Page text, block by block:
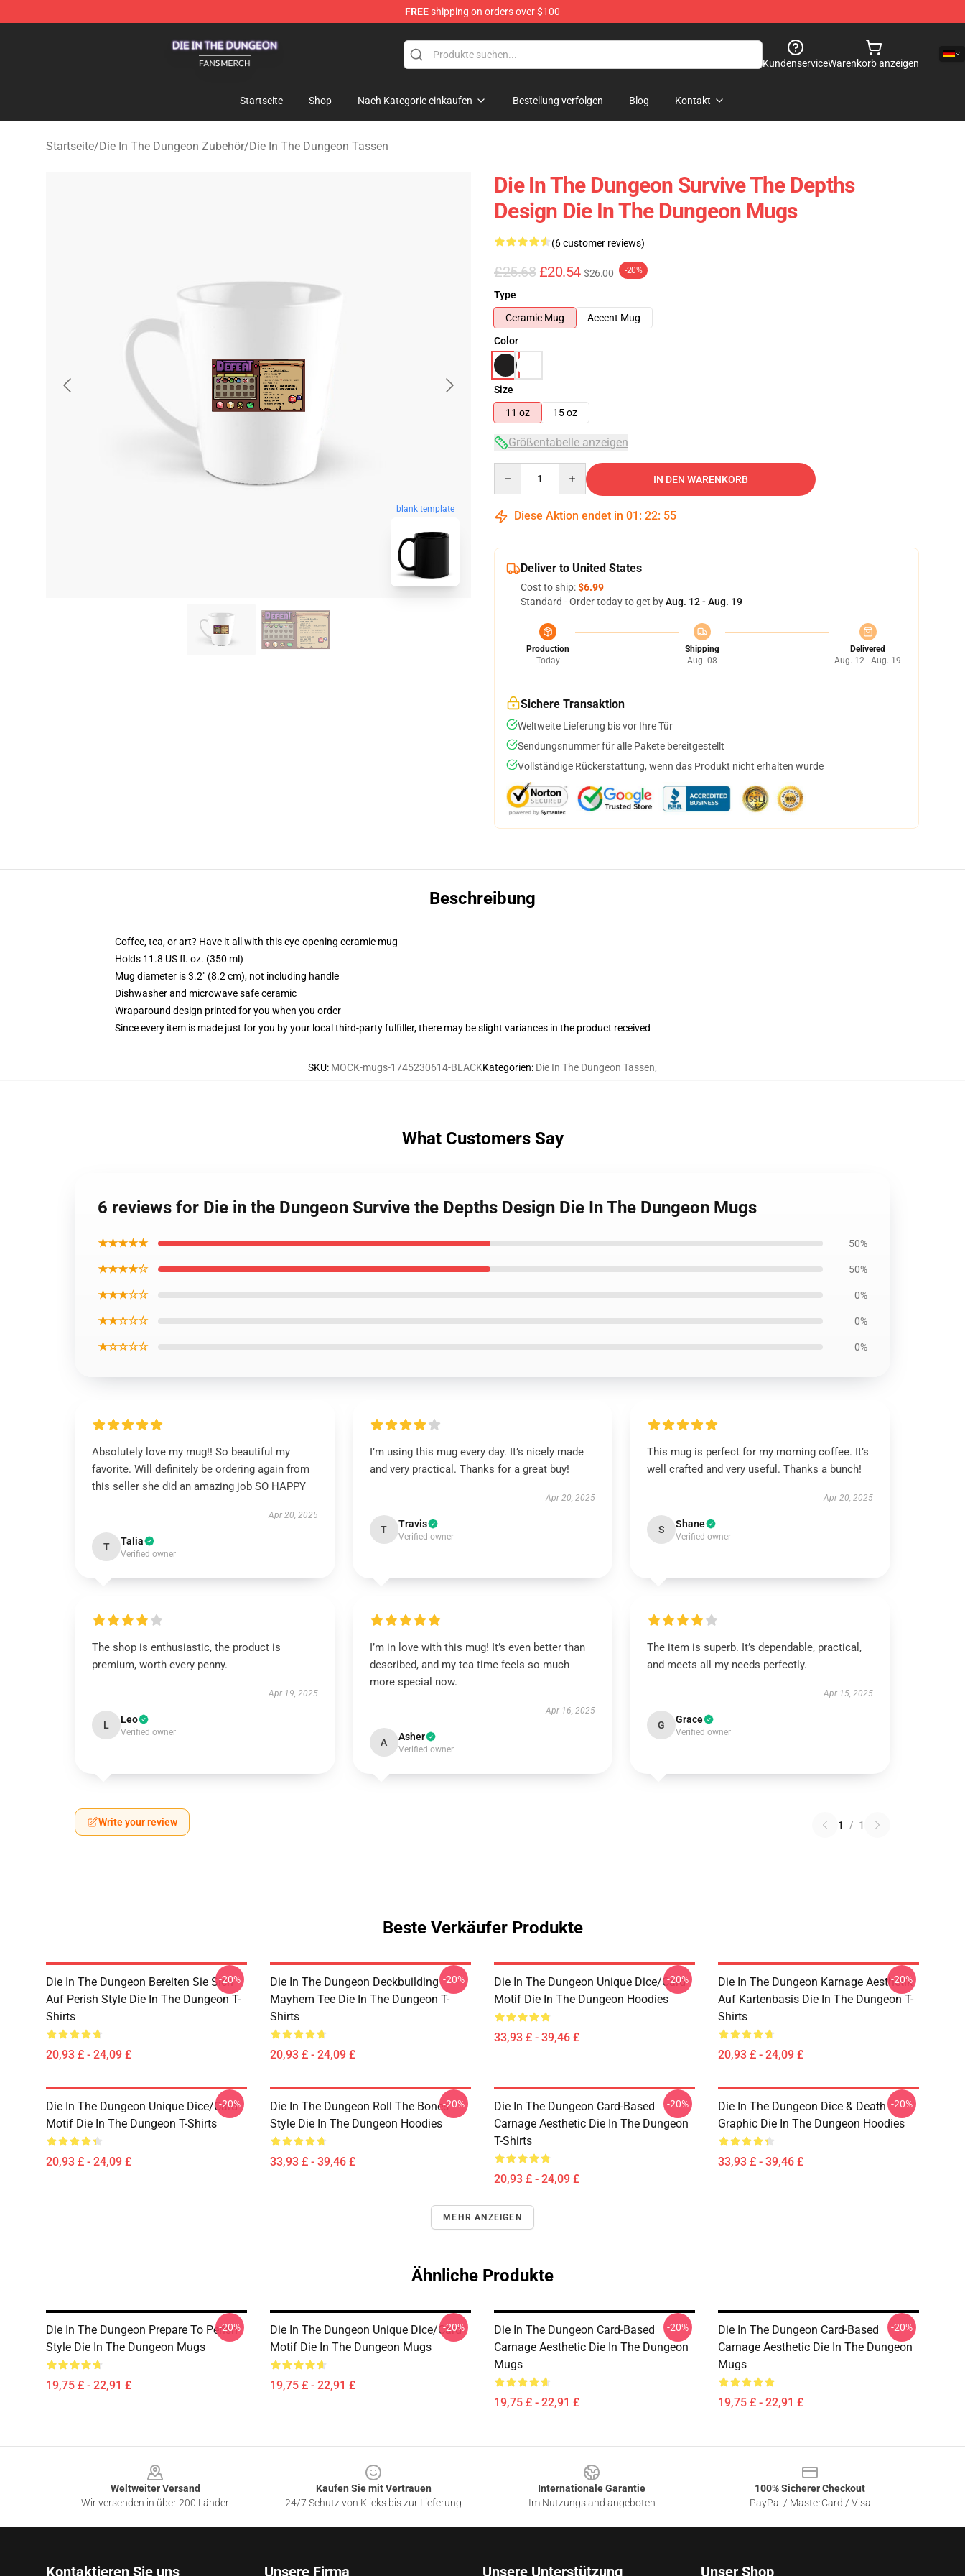
FREEshipping on orders over $100
KundenserviceWarenkorb anzeigen
Startseite Shop Nach Kategorie einkaufen Bestellung verfolgen Blog Kontakt
Startseite/Die In The Dungeon Zubehör/Die In The Dungeon Tassen
blank template
Die In The Dungeon Survive The Depths
Design Die In The Dungeon Mugs
(6 customer reviews)
£25.68 £20.54 $26.00 -20%
Type
Ceramic Mug
Accent Mug
Color
Size
11 oz
15 oz
Größentabelle anzeigen
IN DEN WARENKORB
Diese Aktion endet in 01 : 22: 54
Deliver to United States
Cost to ship:$6.99
Standard - Order today to get byAug. 12 - Aug. 19
Production
Today
Shipping
Aug. 08
Delivered
Aug. 12 - Aug. 19
Sichere Transaktion
Weltweite Lieferung bis vor Ihre Tür
Sendungsnummer für alle Pakete bereitgestellt
Vollständige Rückerstattung, wenn das Produkt nicht erhalten wurde
Beschreibung
Coffee, tea, or art? Have it all with this eye-opening ceramic mug
Holds 11.8 US fl. oz. (350 ml)
Mug diameter is 3.2" (8.2 cm), not including handle
Dishwasher and microwave safe ceramic
Wraparound design printed for you when you order
Since every item is made just for you by your local third-party fulfiller, there may be slight variances in the product received
SKU: MOCK-mugs-1745230614-BLACKKategorien: Die In The Dungeon Tassen,
What Customers Say
6 reviews for Die in the Dungeon Survive the Depths Design Die In The Dungeon Mugs
★★★★★ 50%
★★★★☆ 50%
★★★☆☆ 0%
★★☆☆☆ 0%
★☆☆☆☆ 0%
Absolutely love my mug!! So beautiful my
favorite. Will definitely be ordering again from
this seller she did an amazing job SO HAPPY
Apr 20, 2025
T Talia
Verified owner
I’m using this mug every day. It’s nicely made
and very practical. Thanks for a great buy!
Apr 20, 2025
T Travis
Verified owner
This mug is perfect for my morning coffee. It’s
well crafted and very useful. Thanks a bunch!
Apr 20, 2025
S Shane
Verified owner
The shop is enthusiastic, the product is
premium, worth every penny.
Apr 19, 2025
L Leo
Verified owner
I’m in love with this mug! It’s even better than
described, and my tea time feels so much
more special now.
Apr 16, 2025
A Asher
Verified owner
The item is superb. It’s dependable, practical,
and meets all my needs perfectly.
Apr 15, 2025
G Grace
Verified owner
Write your review 1 / 1
Beste Verkäufer Produkte
Die In The Dungeon Bereiten Sie Sich
Auf Perish Style Die In The Dungeon T-
Shirts
20,93 £ - 24,09 £
-20%
Die In The Dungeon Deckbuilding
Mayhem Tee Die In The Dungeon T-
Shirts
20,93 £ - 24,09 £
-20%
Die In The Dungeon Unique Dice/Card
Motif Die In The Dungeon Hoodies
33,93 £ - 39,46 £
-20%
Die In The Dungeon Karnage Aesthetik
Auf Kartenbasis Die In The Dungeon T-
Shirts
20,93 £ - 24,09 £
-20%
Die In The Dungeon Unique Dice/Card
Motif Die In The Dungeon T-Shirts
20,93 £ - 24,09 £
-20%
Die In The Dungeon Roll The Bones
Style Die In The Dungeon Hoodies
33,93 £ - 39,46 £
-20%
Die In The Dungeon Card-Based
Carnage Aesthetic Die In The Dungeon
T-Shirts
20,93 £ - 24,09 £
-20%
Die In The Dungeon Dice & Death
Graphic Die In The Dungeon Hoodies
33,93 £ - 39,46 £
-20%
MEHR ANZEIGEN
Ähnliche Produkte
Die In The Dungeon Prepare To Perish
Style Die In The Dungeon Mugs
19,75 £ - 22,91 £
-20%
Die In The Dungeon Unique Dice/Card
Motif Die In The Dungeon Mugs
19,75 £ - 22,91 £
-20%
Die In The Dungeon Card-Based
Carnage Aesthetic Die In The Dungeon
Mugs
19,75 £ - 22,91 £
-20%
Die In The Dungeon Card-Based
Carnage Aesthetic Die In The Dungeon
Mugs
19,75 £ - 22,91 £
-20%
Weltweiter Versand
Wir versenden in über 200 Länder
Kaufen Sie mit Vertrauen
24/7 Schutz von Klicks bis zur Lieferung
Internationale Garantie
Im Nutzungsland angeboten
100% Sicherer Checkout
PayPal / MasterCard / Visa
Kontaktieren Sie uns Unsere Firma Unsere Unterstützung Unser Shop